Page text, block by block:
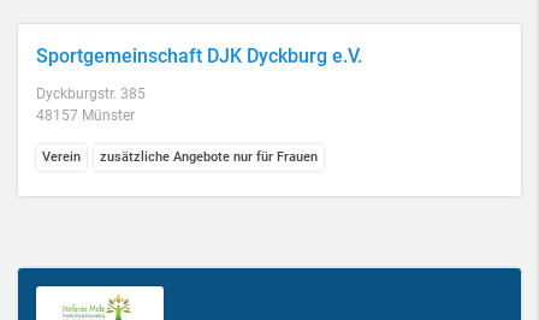
Sportgemeinschaft DJK Dyckburg e.V.
Dyckburgstr. 385
48157 Münster
Verein zusätzliche Angebote nur für Frauen